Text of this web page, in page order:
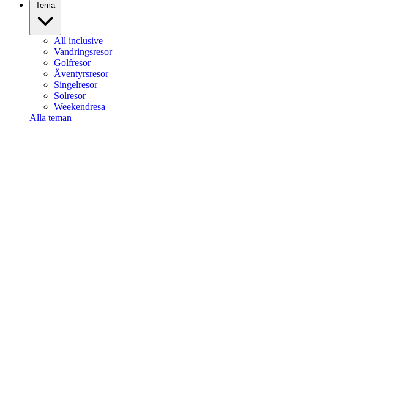
Tema
All inclusive
Vandringsresor
Golfresor
Äventyrsresor
Singelresor
Solresor
Weekendresa
Alla teman